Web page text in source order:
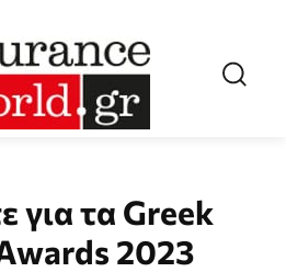
για τα Greek
2023